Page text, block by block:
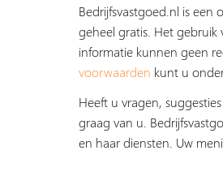
Bedrijfsvastgoed.nl is een
geheel gratis. Het gebruik
informatie kunnen geen
voorwaarden kunt u
Heeft u vragen,
graag van u.
en haar diensten. Uw